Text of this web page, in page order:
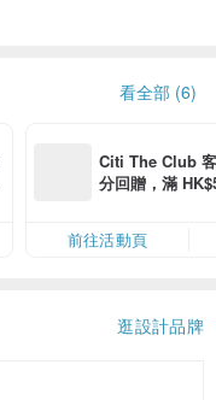
看全部 (6)
Citi The Club
分回贈，滿
前往活動頁
逛設計品牌